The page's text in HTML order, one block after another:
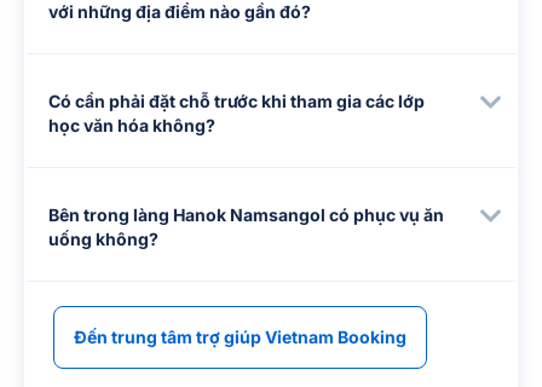
với những địa điểm nào gần đó?
Có cần phải đặt chỗ trước khi tham gia các lớp
học văn hóa không?
Bên trong làng Hanok Namsangol có phục vụ ăn
uống không?
Đến trung tâm trợ giúp Vietnam Booking